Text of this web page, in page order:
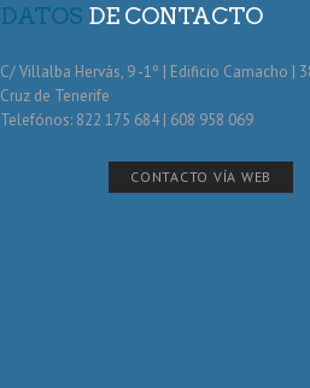
DATOS DE CONTACTO
C/ Villalba Hervás, 9 -1º | Edificio Camacho |
Cruz de Tenerife
Telefónos: 822 175 684 | 608 958 069
CONTACTO VÍA WEB